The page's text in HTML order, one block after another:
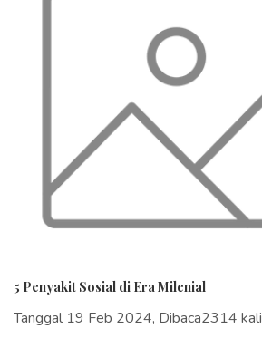
5 Penyakit Sosial di Era Milenial
Tanggal 19 Feb 2024, Dibaca2314 kali